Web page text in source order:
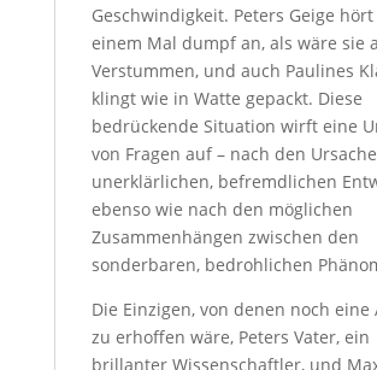
Geschwindigkeit. Peters Geige
einem Mal dumpf an, als wäre sie
Verstummen, und auch Paulines
klingt wie in Watte gepackt. Diese
bedrückende Situation wirft eine
von Fragen auf – nach den
unerklärlichen, befremdlichen
ebenso wie nach den möglichen
Zusammenhängen zwischen den
sonderbaren, bedrohlichen
Die Einzigen, von denen noch eine
zu erhoffen wäre, Peters Vater, ein
brillanter Wissenschaftler, und